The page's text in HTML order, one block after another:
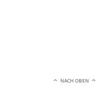
NACH OBEN